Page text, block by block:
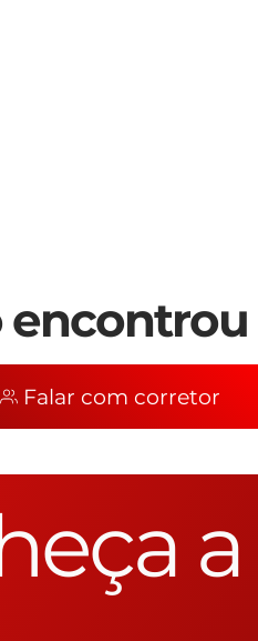
encontrou
Falar com corretor
a